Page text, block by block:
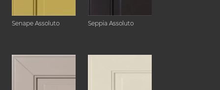
Senape Assoluto Seppia Assoluto